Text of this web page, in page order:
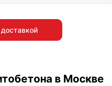
в Москве